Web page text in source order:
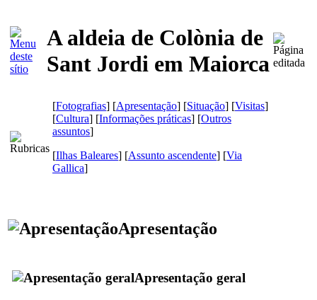
A aldeia de Colònia de
Sant Jordi em Maiorca
[Fotografias] [Apresentação] [Situação] [Visitas]
[Cultura] [Informações práticas] [Outros
assuntos]
[Ilhas Baleares] [Assunto ascendente] [Via
Gallica]
Apresentação
Apresentação geral